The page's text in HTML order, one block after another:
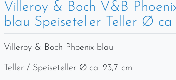
Villeroy & Boch V&B
blau Speiseteller Teller Ø ca
Villeroy & Boch Phoenix blau
Teller / Speiseteller Ø ca. 23,7 cm